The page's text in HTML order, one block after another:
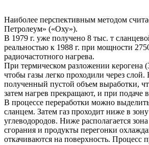
Наиболее перспективным методом
Петролеум» («Оху»).
В 1979 г. уже получено 8 тыс. т
реальностью к 1988 г. при мощности
радиочастотного нагрева.
При термическом разложении керогена
чтобы газы легко проходили через
полученный пустой объем выработки,
затем нагрев прекращают, и при подаче
В процессе переработки можно
сланцем. Затем газ проходит ниже в
углеводородов. Ниже располагается
сгорания и продукты перегонки
откачиваются на поверхность. Процесс